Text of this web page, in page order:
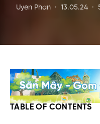
Uyen Phan 13.05.24
TABLE OF CONTENTS